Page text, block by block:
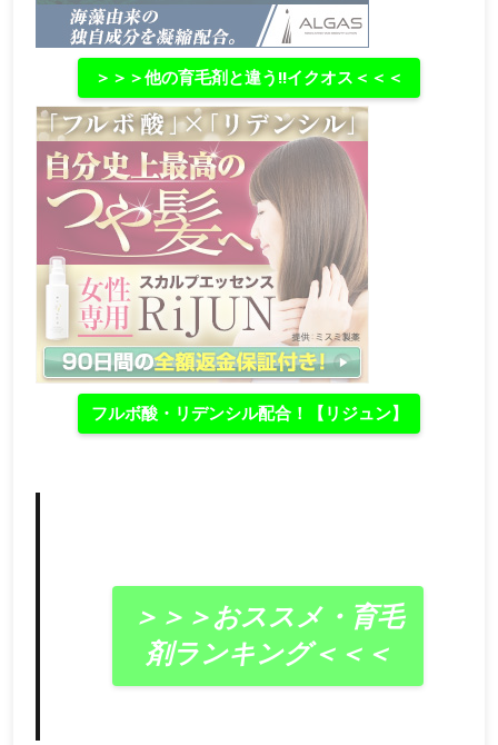
＞＞＞他の育毛剤と違う‼イクオス＜＜＜
フルボ酸・リデンシル配合！【リジュン】
＞＞＞おススメ・育毛
剤ランキング＜＜＜